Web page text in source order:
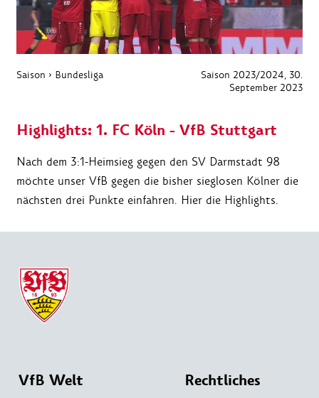
Saison › Bundesliga Saison 2023/2024, 30.
September 2023
Highlights: 1. FC Köln - VfB Stuttgart
Nach dem 3:1-Heimsieg gegen den SV Darmstadt 98
möchte unser VfB gegen die bisher sieglosen Kölner die
nächsten drei Punkte einfahren. Hier die Highlights.
VfB Welt Rechtliches